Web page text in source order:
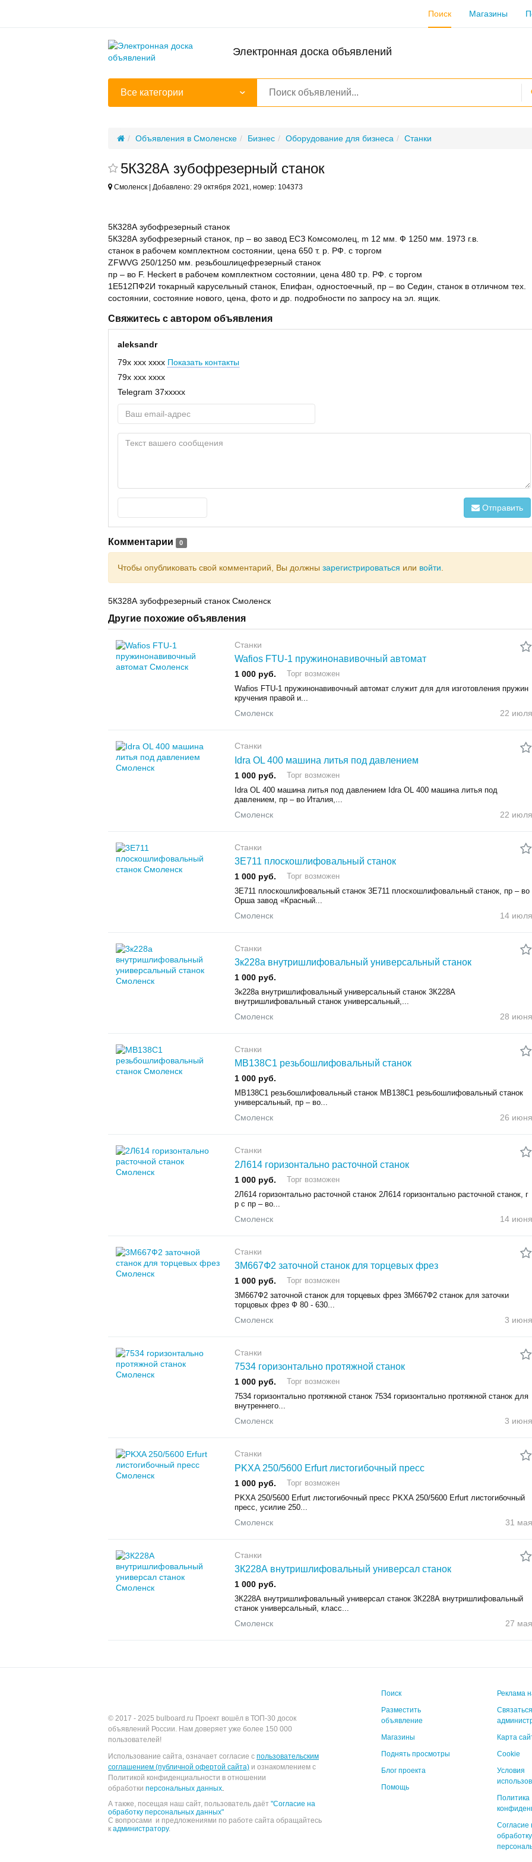
Поиск Магазины
Электронная доска объявлений
Все категории
Объявления в Смоленске Бизнес Оборудование для бизнеса Станки
5К328А зубофрезерный станок
Смоленск | Добавлено: 29 октября 2021, номер: 104373
5К328А зубофрезерный станок
5К328А зубофрезерный станок, пр – во завод ЕСЗ Комсомолец, m 12 мм. Ф 1250 мм. 1973 г.в.
станок в рабочем комплектном состоянии, цена 650 т. р. РФ. с торгом
ZFWVG 250/1250 мм. резьбошлицефрезерный станок
пр – во F. Heckert в рабочем комплектном состоянии, цена 480 т.р. РФ. с торгом
1Е512ПФ2И токарный карусельный станок, Епифан, одностоечный, пр – во Седин, станок в отличном тех.
состоянии, состояние нового, цена, фото и др. подробности по запросу на эл. ящик.
Свяжитесь с автором объявления
aleksandr
79x xxx xxxx Показать контакты
79x xxx xxxx
Telegram 37xxxxx
Отправить
Комментарии 0
Чтобы опубликовать свой комментарий, Вы должны зарегистрироваться или войти
5К328А зубофрезерный станок Смоленск
Другие похожие объявления
Станки
Wafios FTU-1 пружинонавивочный автомат
1 000 руб.
Торг возможен
Wafios FTU-1 пружинонавивочный автомат служит для для изготовления пружин
кручения правой и...
Смоленск 22 июля
Станки
Idra OL 400 машина литья под давлением
1 000 руб.
Торг возможен
Idra OL 400 машина литья под давлением Idra OL 400 машина литья под
давлением, пр – во Италия,...
Смоленск 22 июля
Станки
3Е711 плоскошлифовальный станок
1 000 руб.
Торг возможен
3Е711 плоскошлифовальный станок 3Е711 плоскошлифовальный станок, пр – во
Орша завод «Красный...
Смоленск 14 июля
Станки
3к228а внутришлифовальный универсальный станок
1 000 руб.
3к228а внутришлифовальный универсальный станок 3К228А
внутришлифовальный станок универсальный,...
Смоленск 28 июня
Станки
МВ138С1 резьбошлифовальный станок
1 000 руб.
МВ138С1 резьбошлифовальный станок МВ138С1 резьбошлифовальный станок
универсальный, пр – во...
Смоленск 26 июня
Станки
2Л614 горизонтально расточной станок
1 000 руб.
Торг возможен
2Л614 горизонтально расточной станок 2Л614 горизонтально расточной станок, г
р с пр – во...
Смоленск 14 июня
Станки
3М667Ф2 заточной станок для торцевых фрез
1 000 руб.
Торг возможен
3М667Ф2 заточной станок для торцевых фрез 3М667Ф2 станок для заточки
торцовых фрез Ф 80 - 630...
Смоленск 3 июня
Станки
7534 горизонтально протяжной станок
1 000 руб.
Торг возможен
7534 горизонтально протяжной станок 7534 горизонтально протяжной станок для
внутреннего...
Смоленск 3 июня
Станки
PKXA 250/5600 Erfurt листогибочный пресс
1 000 руб.
Торг возможен
PKXA 250/5600 Erfurt листогибочный пресс PKXA 250/5600 Erfurt листогибочный
пресс, усилие 250...
Смоленск 31 мая
Станки
3К228А внутришлифовальный универсал станок
1 000 руб.
3К228А внутришлифовальный универсал станок 3К228А внутришлифовальный
станок универсальный, класс...
Смоленск 27 мая
© 2017 - 2025 bulboard.ru Проект вошёл в ТОП-30 досок
объявлений России. Нам доверяет уже более 150 000
пользователей!
Использование сайта, означает согласие с пользовательским
соглашением (публичной офертой сайта) и ознакомлением с
Политикой конфиденциальности в отношении
обработки персональных данных.
А также, посещая наш сайт, пользователь даёт "Согласие на
обработку персональных данных"
С вопросами и предложениями по работе сайта обращайтесь
к администратору.
Поиск
Разместить
объявление
Магазины
Поднять просмотры
Блог проекта
Помощь
Реклама
Карта
Cookie
Условия
Политика
Согласие
обработку